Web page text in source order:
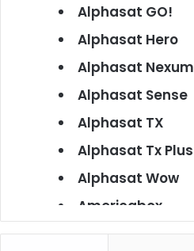
Alphasat GO!
Alphasat Hero
Alphasat Nexum
Alphasat Sense
Alphasat TX
Alphasat Tx Plus
Alphasat Wow
Americabox
Americabox S101